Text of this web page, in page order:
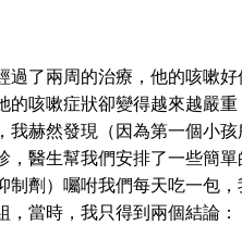
了兩周的治療，他的咳嗽好
咳嗽症狀卻變得越來越嚴重
赫然發現（因為第一個小
醫生幫我們安排了一些簡
劑）囑咐我們每天吃一包
當時，我只得到兩個結論